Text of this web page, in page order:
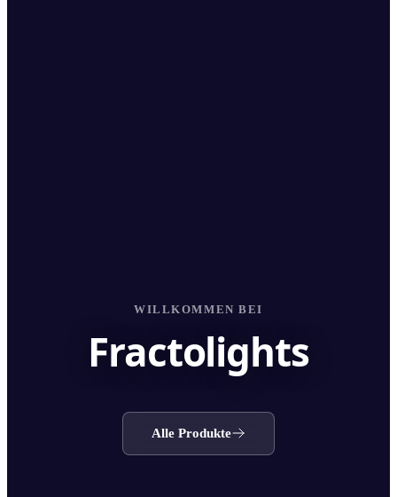
WILLKOMMEN BEI
Fractolights
Alle Produkte